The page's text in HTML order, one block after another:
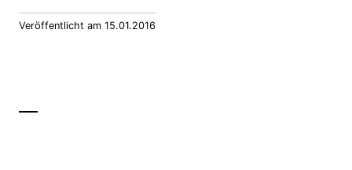
Veröffentlicht am 15.01.2016